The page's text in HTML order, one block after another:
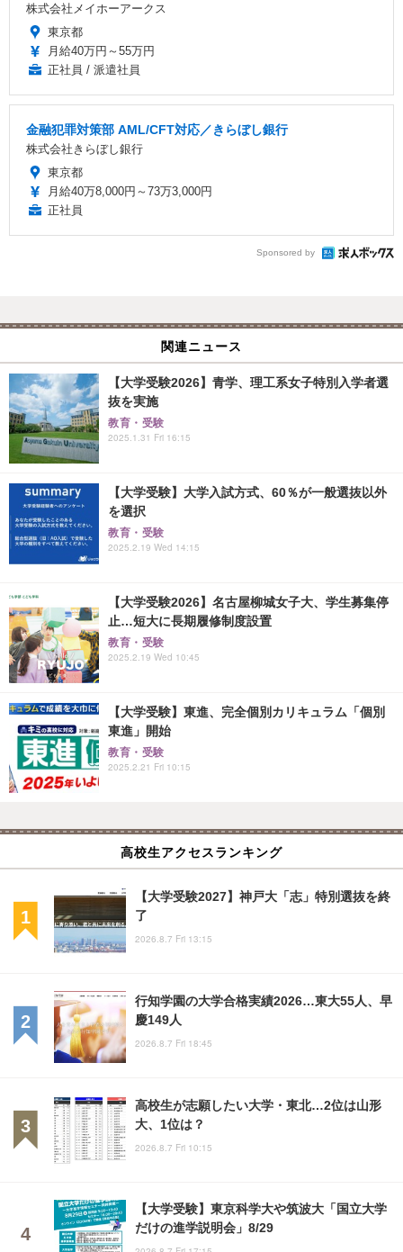
株式会社メイホーアークス
東京都
月給40万円～55万円
正社員 / 派遣社員
金融犯罪対策部 AML/CFT対応／きらぼし銀行
株式会社きらぼし銀行
東京都
月給40万8,000円～73万3,000円
正社員
Sponsored by
関連ニュース
【大学受験2026】青学、理工系女子特別入学者選
抜を実施
教育・受験
2025.1.31 Fri 16:15
【大学受験】大学入試方式、60％が一般選抜以外
を選択
教育・受験
2025.2.19 Wed 14:15
【大学受験2026】名古屋柳城女子大、学生募集停
止…短大に長期履修制度設置
教育・受験
2025.2.19 Wed 10:45
【大学受験】東進、完全個別カリキュラム「個別
東進」開始
教育・受験
2025.2.21 Fri 10:15
高校生アクセスランキング
【大学受験2027】神戸大「志」特別選抜を終
了
2026.8.7 Fri 13:15
行知学園の大学合格実績2026…東大55人、早
慶149人
2026.8.7 Fri 18:45
高校生が志願したい大学・東北…2位は山形
大、1位は？
2026.8.7 Fri 10:15
【大学受験】東京科学大や筑波大「国立大学
だけの進学説明会」8/29